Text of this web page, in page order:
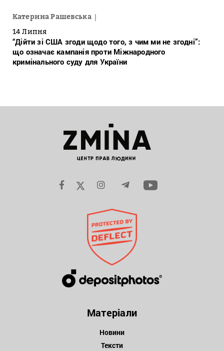
Катерина Рашевська
14 Липня
“Дійти зі США згоди щодо того, з чим ми не згодні”:
що означає кампанія проти Міжнародного
кримінального суду для України
Матеріали
Новини
Тексти